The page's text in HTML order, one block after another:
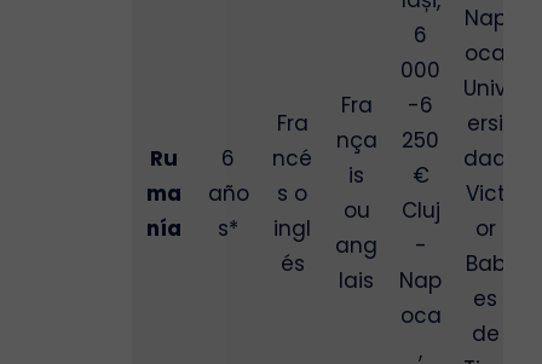
Ru
ma
nía
6
año
s*
Fra
ncé
s o
ingl
és
Fra
nça
is
ou
ang
lais
6
000
-6
250
€
Cluj
-
Nap
oca
,
Nap
oca
Univ
ersi
dad
Vict
or
Bab
es
de